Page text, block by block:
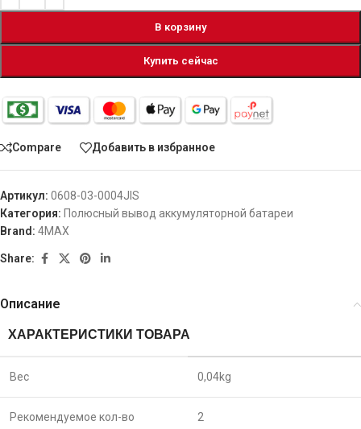
В корзину
Купить сейчас
Compare Добавить в избранное
Артикул: 0608-03-0004JIS
Категория: Полюсный вывод аккумуляторной батареи
Brand: 4MAX
Share:
Описание
ХАРАКТЕРИСТИКИ ТОВАРА
Вес 0,04kg
Рекомендуемое кол-во 2